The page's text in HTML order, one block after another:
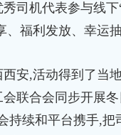
司机代表参与线
福利发放、幸运
,活动得到了当地
联合会同步开展
持续和平台携手,